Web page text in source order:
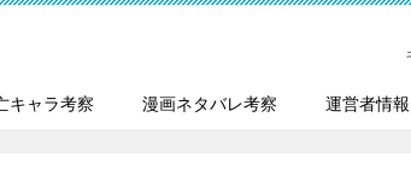
キャラ考察 漫画ネタバレ考察 運営者情報